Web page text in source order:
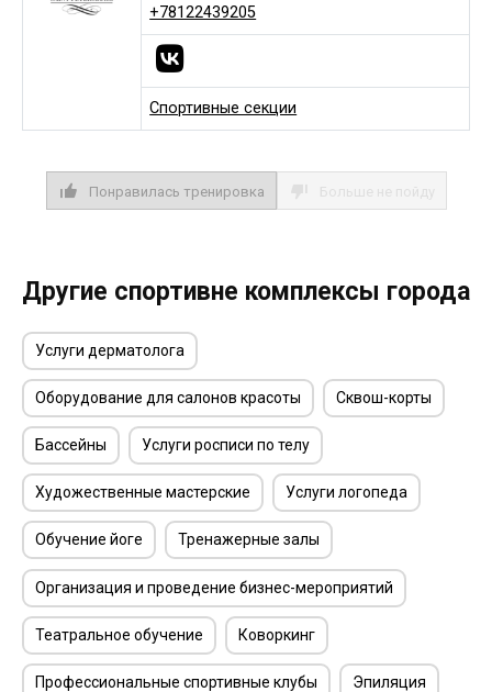
+78122439205
Спортивные секции
Понравилась тренировка
Другие спортивне комплексы города
Услуги дерматолога
Оборудование для салонов красоты Сквош-корты
Бассейны Услуги росписи по телу
Художественные мастерские Услуги логопеда
Обучение йоге Тренажерные залы
Организация и проведение бизнес-мероприятий
Театральное обучение Коворкинг
Профессиональные спортивные клубы Эпиляция